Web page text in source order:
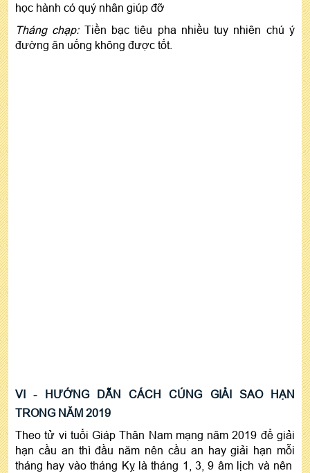
học hành có quý nhân giúp đỡ
Tháng chạp:Tiền bạc tiêu pha nhiều tuy nhiên chú ý
đường ăn uống không được tốt.
VI - HƯỚNG DẪN CÁCH CÚNG GIẢI SAO HẠN
TRONG NĂM 2019
Theo tử vi tuổi Giáp Thân Nam mạng năm 2019 để giải
hạn cầu an thì đầu năm nên cầu an hay giải hạn mỗi
tháng hay vào tháng Kỵ là tháng 1, 3, 9 âm lịch và nên